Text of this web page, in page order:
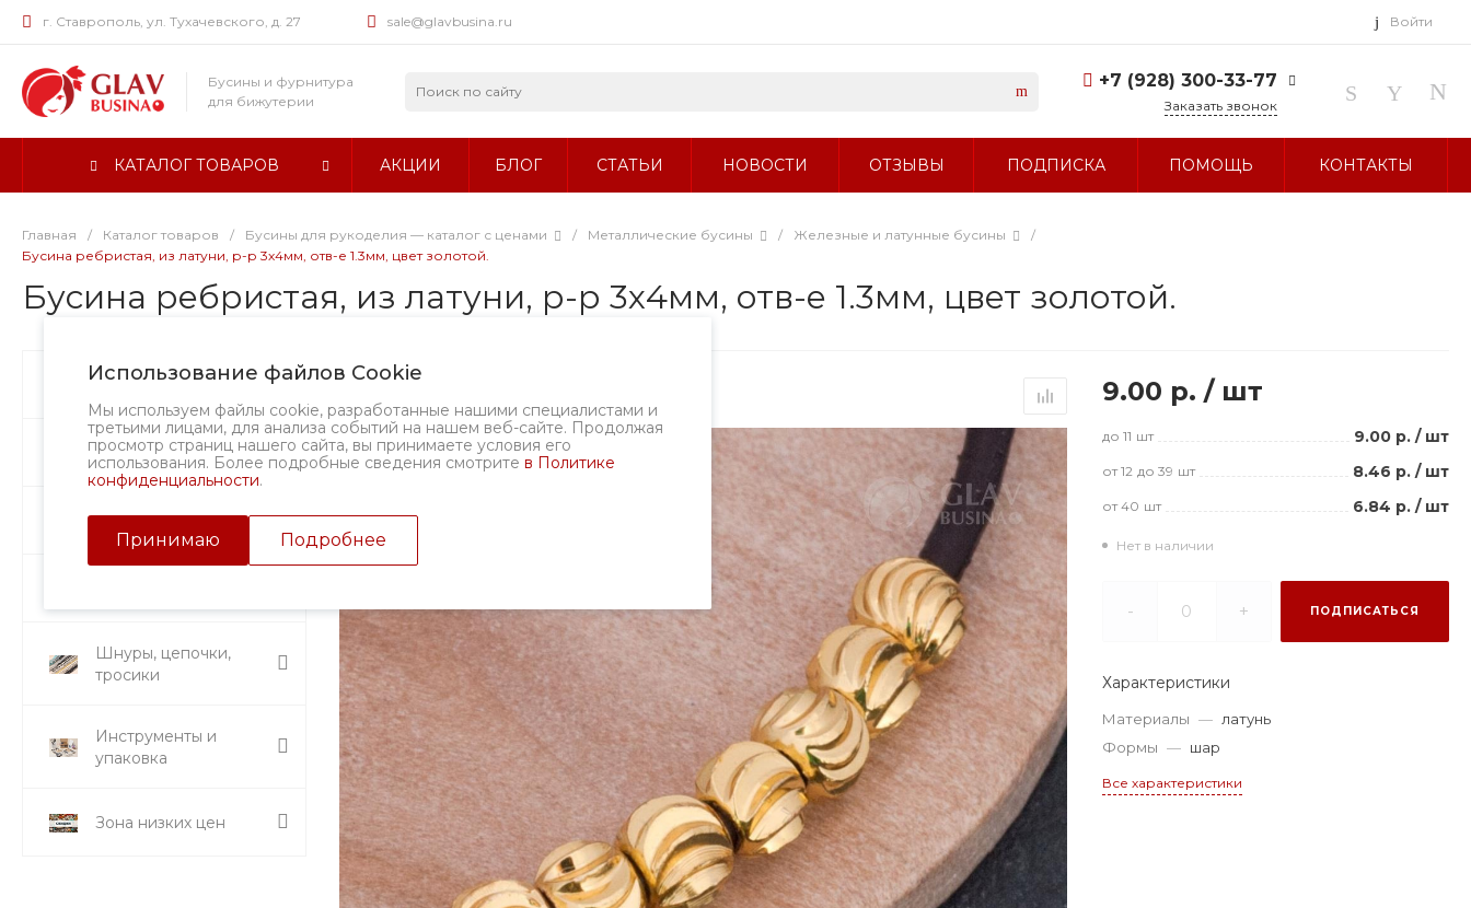
г. Ставрополь, ул. Тухачевского, д. 27 sale@glavbusina.ru Войти
Бусины и фурнитура
для бижутерии
+7 (928) 300-33-77
г. Ставрополь, ул.
Заказать звонок
КАТАЛОГ ТОВАРОВ АКЦИИ БЛОГ СТАТЬИ НОВОСТИ ОТЗЫВЫ ПОДПИСКА ПОМОЩЬ КОНТАКТЫ
Главная / Каталог товаров / Бусины для рукоделия — каталог с ценами / Металлические бусины / Железные и латунные бусины
/
Бусина ребристая, из латуни, р-р 3х4мм, отв-е 1.3мм, цвет золотой.
Бусина ребристая, из латуни, р-р 3х4мм, отв-е 1.3мм, цвет золотой.
Использование файлов Cookie
Мы используем файлы cookie, разработанные нашими специалистами и
третьими лицами, для анализа событий на нашем веб-сайте. Продолжая
просмотр страниц нашего сайта, вы принимаете условия его
использования. Более подробные сведения смотрите в Политике
конфиденциальности.
Принимаю Подробнее
Бусины
Фурнитура
Подвески и кулоны
Шнуры, цепочки,
тросики
Инструменты и
упаковка
Зона низких цен
9.00 р./ шт
до 11 шт 9.00 р. / шт
от 12 до 39 шт 8.46 р. / шт
от 40 шт 6.84 р. / шт
Нет в наличии
- + ПОДПИСАТЬСЯ
Характеристики
Материалы — латунь
Формы — шар
Все характеристики